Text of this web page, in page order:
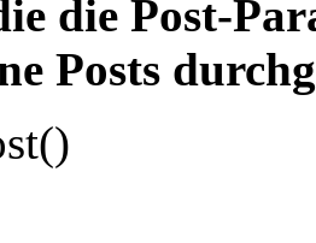
die Post-
Posts